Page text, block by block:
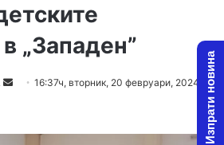
„Западен”
Follow
Send16:37ч, вторник, 20 февруари, 2024 Изпрати новина